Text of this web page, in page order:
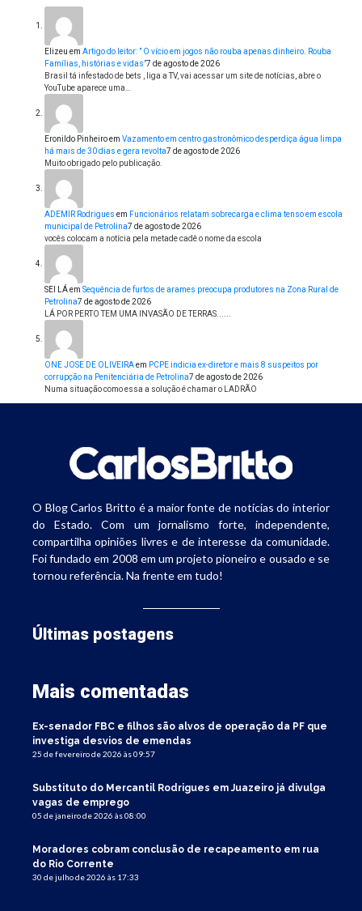
Elizeu em Artigo do leitor: ” O vício em jogos não rouba apenas dinheiro. Rouba
Famílias, histórias e vidas”7 de agosto de 2026
Brasil tá infestado de bets , liga a TV, vai acessar um site de notícias, abre o
YouTube aparece uma…
Eronildo Pinheiroem Vazamento em centro gastronômico desperdiça água limpa
há mais de 30 dias e gera revolta7 de agosto de 2026
Muito obrigado pelo publicação.
ADEMIR Rodrigues em Funcionários relatam sobrecarga e clima tenso em escola
municipal de Petrolina7 de agosto de 2026
vocês colocam a notícia pela metade cadê o nome da escola
SEI LÁem Sequência de furtos de arames preocupa produtores na Zona Rural de
Petrolina7 de agosto de 2026
LÁ POR PERTO TEM UMA INVASÃO DE TERRAS......
ONE JOSE DE OLIVEIRAem PCPE indicia ex-diretor e mais 8 suspeitos por
corrupção na Penitenciária de Petrolina7 de agosto de 2026
Numa situação como essa a solução é chamar o LADRÃO
O Blog Carlos Britto é a maior fonte de notícias do interior
do Estado. Com um jornalismo forte, independente,
compartilha opiniões livres e de interesse da comunidade.
Foi fundado em 2008 em um projeto pioneiro e ousado e se
tornou referência. Na frente em tudo!
Últimas postagens
Mais comentadas
Ex-senador FBC e filhos são alvos de operação da PF que
investiga desvios de emendas
25 de fevereiro de 2026 às 09:57
Substituto do Mercantil Rodrigues em Juazeiro já divulga
vagas de emprego
05 de janeiro de 2026 às 08:00
Moradores cobram conclusão de recapeamento em rua
do Rio Corrente
30 de julho de 2026 às 17:33